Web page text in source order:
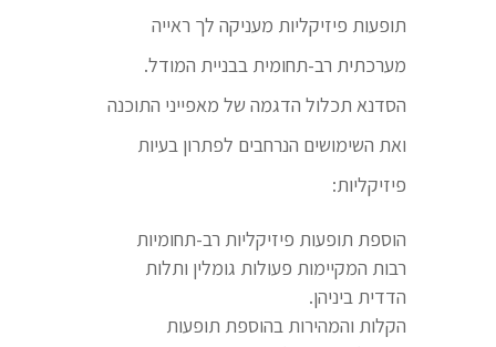
תופעות פיזיקליות מעניקה לך ראייה
מערכתית רב-תחומית בבניית המודל.
הסדנא תכלול הדגמה של מאפייני התוכנה
ואת השימושים הנרחבים לפתרון בעיות
פיזיקליות:
הוספת תופעות פיזיקליות רב-תחומיות
רבות המקיימות פעולות גומלין ותלות
הדדית ביניהן.
הקלות והמהירות בהוספת תופעות